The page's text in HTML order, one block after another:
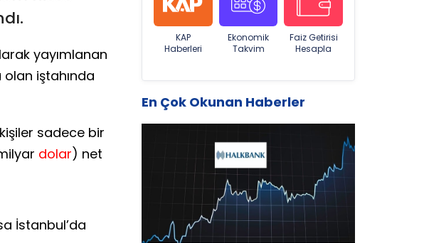
yayımlanan
olan iştahında
sadece bir
dolar) net
İstanbul’da
KAP
Haberleri
Ekonomik
Takvim
Faiz Getirisi
Hesapla
En Çok Okunan Haberler